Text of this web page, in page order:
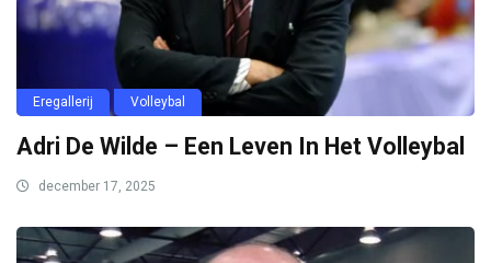
Eregallerij Volleybal
Adri De Wilde – Een Leven In Het Volleybal
december 17, 2025